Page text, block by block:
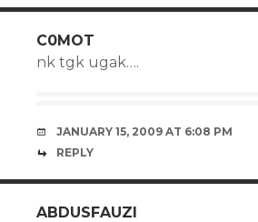
C0MOT
nk tgk ugak….
JANUARY 15, 2009 AT 6:08 PM
REPLY
ABDUSFAUZI